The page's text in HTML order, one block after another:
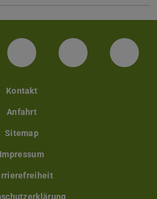
TU Darmstadt
Kanal der TU
Bluesky-Kanal der TU
Facebook-
Kontakt
Anfahrt
Sitemap
Impressum